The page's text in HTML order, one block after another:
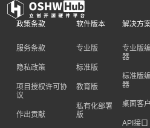
政策条款
服务条款
隐私政策
项目授权许可协
议
作出贡献
软件版本
专业版
标准版
教育版
私有化部署
版
解决方
专业版
器
标准版
器
桌面客
API接口